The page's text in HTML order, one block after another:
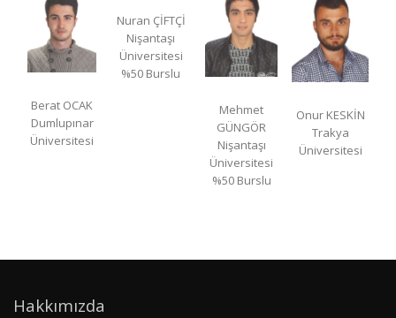
Berat OCAK
Dumlupınar
Üniversitesi
Nuran ÇİFTÇİ
Nişantaşı
Üniversitesi
%50 Burslu
Mehmet
GÜNGÖR
Nişantaşı
Üniversitesi
%50 Burslu
Onur KESKİN
Trakya
Üniversitesi
Hakkımızda